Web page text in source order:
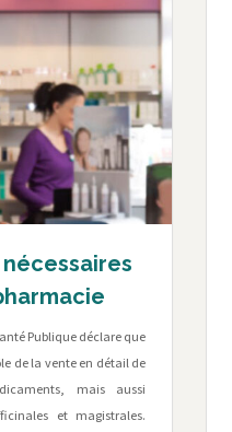
Publique déclare que
de la vente en détail de
mais aussi
et magistrales.